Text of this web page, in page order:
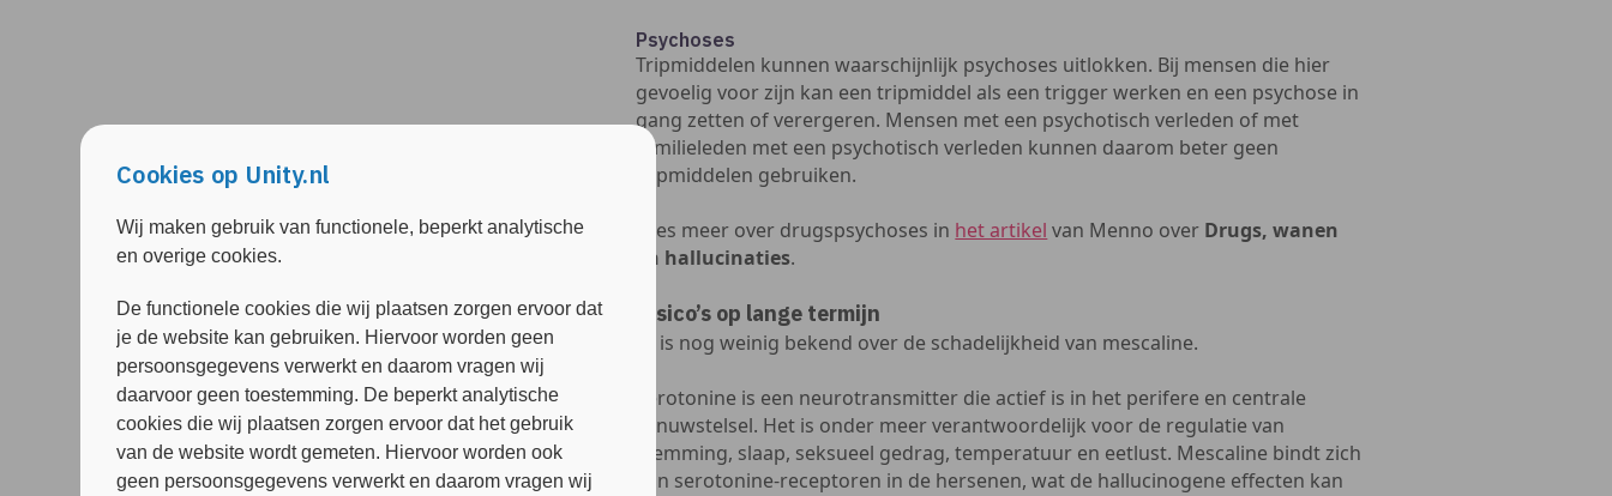
Psychoses
Tripmiddelen kunnen waarschijnlijk psychoses uitlokken. Bij mensen die hier
gevoelig voor zijn kan een tripmiddel als een trigger werken en een psychose in
gang zetten of verergeren. Mensen met een psychotisch verleden of met
familieleden met een psychotisch verleden kunnen daarom beter geen
tripmiddelen gebruiken.
Lees meer over drugspsychoses in het artikel van Menno over Drugs, wanen
en hallucinaties.
Risico’s op lange termijn
Er is nog weinig bekend over de schadelijkheid van mescaline.
Serotonine is een neurotransmitter die actief is in het perifere en centrale
zenuwstelsel. Het is onder meer verantwoordelijk voor de regulatie van
stemming, slaap, seksueel gedrag, temperatuur en eetlust. Mescaline bindt zich
aan serotonine-receptoren in de hersenen, wat de hallucinogene effecten kan
Cookies op Unity.nl
Wij maken gebruik van functionele, beperkt analytische
en overige cookies.
De functionele cookies die wij plaatsen zorgen ervoor dat
je de website kan gebruiken. Hiervoor worden geen
persoonsgegevens verwerkt en daarom vragen wij
daarvoor geen toestemming. De beperkt analytische
cookies die wij plaatsen zorgen ervoor dat het gebruik
van de website wordt gemeten. Hiervoor worden ook
geen persoonsgegevens verwerkt en daarom vragen wij